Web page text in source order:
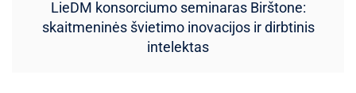
LieDM konsorciumo seminaras Birštone:
skaitmeninės švietimo inovacijos ir dirbtinis
intelektas